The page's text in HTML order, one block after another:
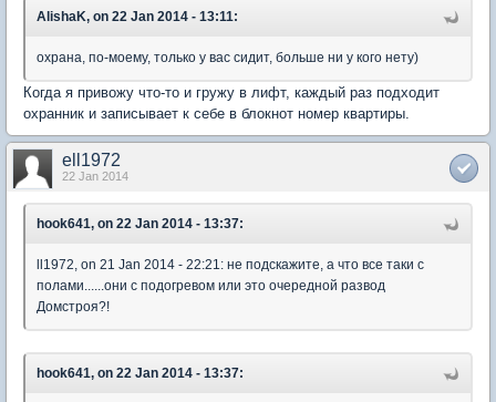
AlishaK, on 22 Jan 2014 - 13:11:
охрана, по-моему, только у вас сидит, больше ни у кого нету)
Когда я привожу что-то и гружу в лифт, каждый раз подходит
охранник и записывает к себе в блокнот номер квартиры.
ell1972
22 Jan 2014
hook641, on 22 Jan 2014 - 13:37:
ll1972, on 21 Jan 2014 - 22:21: не подскажите, а что все таки с
полами......они с подогревом или это очередной развод
Домстроя?!
hook641, on 22 Jan 2014 - 13:37: